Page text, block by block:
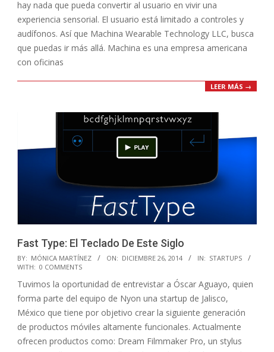
hay nada que pueda convertir al usuario en vivir una
experiencia sensorial. El usuario está limitado a controles y
audífonos. Así que Machina Wearable Technology LLC, busca
que puedas ir más allá. Machina es una empresa americana
con oficinas
LEER MÁS →
Fast Type: El Teclado De Este Siglo
2014-
12-
26
BY: MÓNICA MARTÍNEZ ON: DICIEMBRE 26, 2014 IN: STARTUPS
WITH: 0 COMMENTS
Tuvimos la oportunidad de entrevistar a Óscar Aguayo, quien
forma parte del equipo de Nyon una startup de Jalisco,
México que tiene por objetivo crear la siguiente generación
de productos móviles altamente funcionales. Actualmente
ofrecen productos como: Dream Filmmaker Pro, un stylus